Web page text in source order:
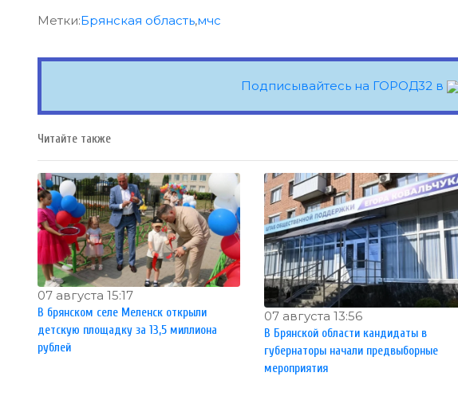
Метки:Брянская область,мчс
Подписывайтесь на ГОРОД32 в
Читайте также
07 августа 15:17
В брянском селе Меленск открыли
детскую площадку за 13,5 миллиона
рублей
07 августа 13:56
В Брянской области кандидаты в
губернаторы начали предвыборные
мероприятия